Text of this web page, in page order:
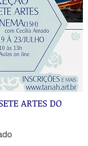
ARTES DO